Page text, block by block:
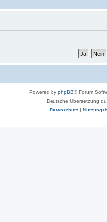
Powered by phpBB® Forum
Deutsche Übersetzung
Datenschutz|